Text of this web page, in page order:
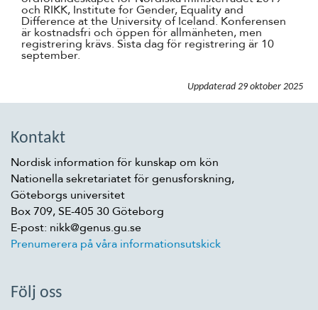
och RIKK, Institute for Gender, Equality and
Difference at the University of Iceland. Konferensen
är kostnadsfri och öppen för allmänheten, men
registrering krävs. Sista dag för registrering är 10
september.
Uppdaterad 29 oktober 2025
Kontakt
Nordisk information för kunskap om kön
Nationella sekretariatet för genusforskning,
Göteborgs universitet
Box 709, SE-405 30 Göteborg
E-post: nikk@genus.gu.se
Prenumerera på våra informationsutskick
Följ oss